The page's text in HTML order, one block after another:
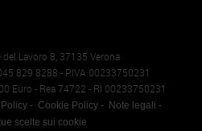
del Lavoro 8, 37135 Verona
829 8288 - P.IVA 00233750231
Euro - Rea 74722 - RI 00233750231
Cookie Policy
Note legali
scelte sui cookie